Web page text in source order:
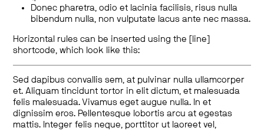
Donec pharetra, odio et lacinia facilisis, risus nulla
bibendum nulla, non vulputate lacus ante nec massa.
Horizontal rules can be inserted using the [line]
shortcode, which look like this:
Sed dapibus convallis sem, at pulvinar nulla ullamcorper
et. Aliquam tincidunt tortor in elit dictum, et malesuada
felis malesuada. Vivamus eget augue nulla. In et
dignissim eros. Pellentesque lobortis arcu at egestas
mattis. Integer felis neque, porttitor ut laoreet vel,